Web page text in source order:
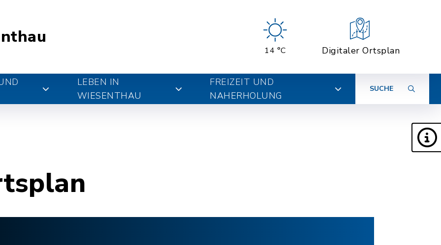
14 °C Digitaler Ortsplan
LEBEN IN
WIESENTHAU
FREIZEIT UND
NAHERHOLUNG
SUCHE